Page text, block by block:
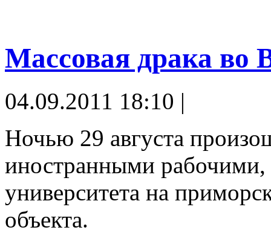
Массовая драка во
04.09.2011 18:10 |
Ночью 29 августа
иностранными
университета на
объекта.